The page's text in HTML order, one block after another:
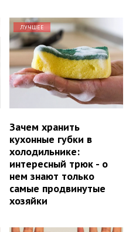
ЛУЧШЕЕ
Зачем хранить
кухонные губки в
холодильнике:
интересный трюк - о
нем знают только
самые продвинутые
хозяйки